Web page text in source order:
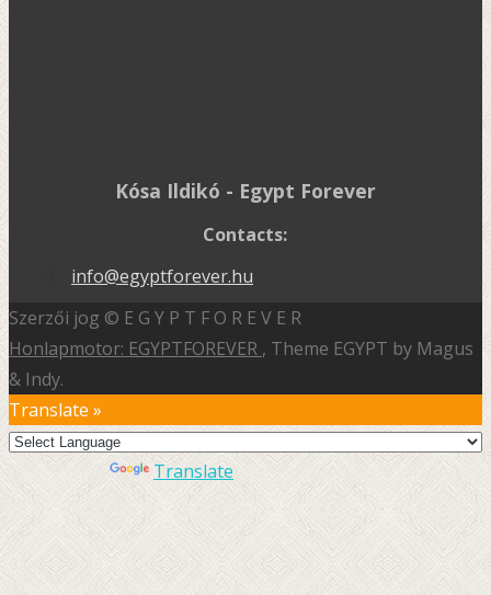
Kósa Ildikó - Egypt Forever
Contacts:
info@egyptforever.hu
Szerzői jog © E G Y P T F O R E V E R
Honlapmotor: EGYPTFOREVER , Theme EGYPT by Magus
& Indy.
Translate »
Powered by Translate